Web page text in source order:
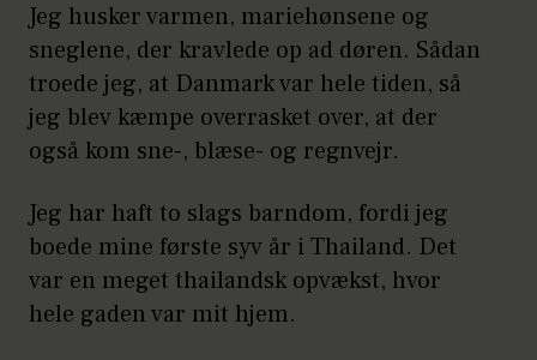
Jeg husker varmen, mariehønsene og
sneglene, der kravlede op ad døren. Sådan
troede jeg, at Danmark var hele tiden, så
jeg blev kæmpe overrasket over, at der
også kom sne-, blæse- og regnvejr.
Jeg har haft to slags barndom, fordi jeg
boede mine første syv år i Thailand. Det
var en meget thailandsk opvækst, hvor
hele gaden var mit hjem.